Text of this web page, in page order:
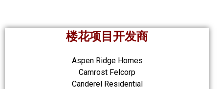
楼花项目开发商
Aspen Ridge Homes
Camrost Felcorp
Canderel Residential